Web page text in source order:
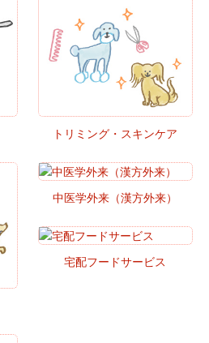
トリミング・スキンケア
中医学外来（漢方外来）
宅配フードサービス